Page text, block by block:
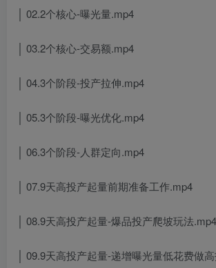
│ 02.2个核心-曝光量.mp4
│ 03.2个核心-交易额.mp4
│ 04.3个阶段-投产拉伸.mp4
│ 05.3个阶段-曝光优化.mp4
│ 06.3个阶段-人群定向.mp4
│ 07.9天高投产起量前期准备工作.mp4
│ 08.9天高投产起量-爆品投产爬坡玩法.mp4
│ 09.9天高投产起量-递增曝光量低花费做